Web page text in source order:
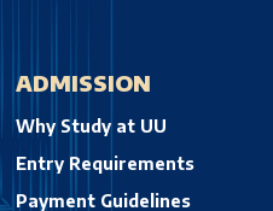
ADMISSION
Why Study at UU
Entry Requirements
Payment Guidelines